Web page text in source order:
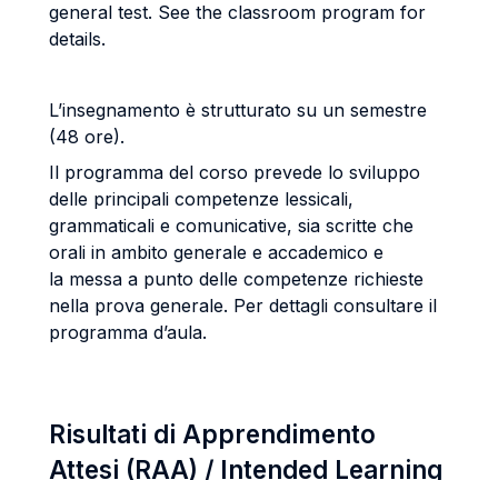
general test. See the classroom program for
details.
L’insegnamento è strutturato su un semestre
(48 ore).
Il programma del corso prevede lo sviluppo
delle principali competenze lessicali,
grammaticali e comunicative, sia scritte che
orali in ambito generale e accademico e
la messa a punto delle competenze richieste
nella prova generale. Per dettagli consultare il
programma d’aula.
Risultati di Apprendimento
Attesi (RAA) / Intended Learning